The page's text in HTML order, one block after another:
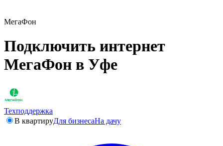
МегаФон
Подключить интернет
МегаФон в Уфе
Техподдержка
В квартируДля бизнесаНа дачу